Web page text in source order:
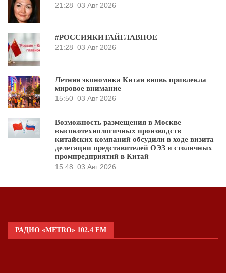
21:28 03 Авг 2026
#РОССИЯКИТАЙГЛАВНОЕ
21:28 03 Авг 2026
Летняя экономика Китая вновь привлекла
мировое внимание
15:50 03 Авг 2026
Возможность размещения в Москве
высокотехнологичных производств
китайских компаний обсудили в ходе визита
делегации представителей ОЭЗ и столичных
промпредприятий в Китай
15:48 03 Авг 2026
РАДИО «METRO» 102.4 FM